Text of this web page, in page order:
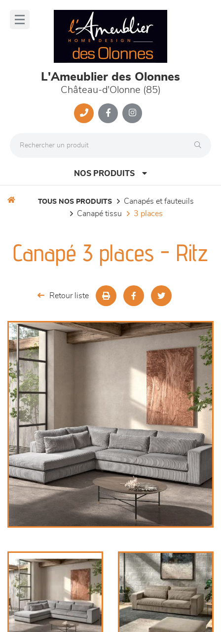
L'Ameublier des Olonnes
Château-d'Olonne (85)
NOS PRODUITS
séjours
chambres et dressing
literie
décoration
TOUS NOS PRODUITS
canapés et fauteuils
canapé tissu
3 places
Canapé 3 places - Ritz
Retour liste